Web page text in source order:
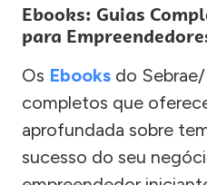
Ebooks: Guias
para
Os Ebooks do
completos que
aprofundada sobre
sucesso do seu